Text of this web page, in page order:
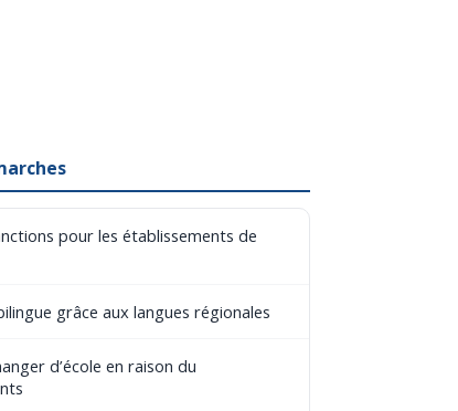
pour les établissements de
grâce aux langues régionales
d’école en raison du